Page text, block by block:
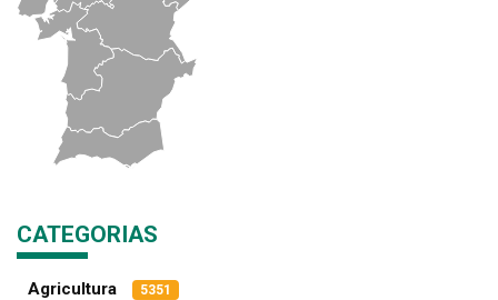
CATEGORIAS
Agricultura 5351